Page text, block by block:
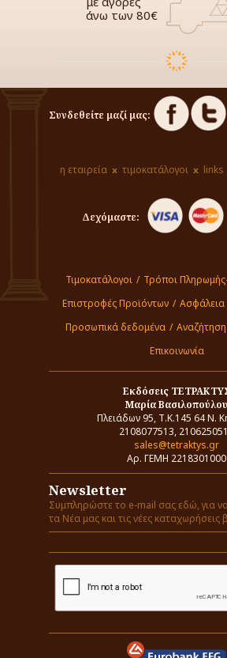
άνω των 80€
Συνδεθείτε μαζί μας:
η εταιρεία τιμοκατάλογοι links
Δεχόμαστε:
Τιμοκατάλογοι / Τρόποι
Επιστροφές Προϊόντων /
Προσωπικά δεδομένα /
Επικοινωνία
Εκδόσεις
Μαρία Βασιλοπούλου
Πλειάδων 95, Τ.Κ.145 64 Ν.
2108077513,
sales@tetraktys.gr
Αρ. ΓΕΜΗ 2218301000
Newsletter
Συμπληρώστε το e-mail σας εδώ, για
τα Νέα μας και τις νέες καταχωρήσεις